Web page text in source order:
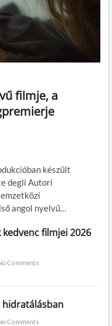
filmje, a
készült
degli Autori
angol nyelvű…
filmjei 2026
Comments
hidratálásban
Comments